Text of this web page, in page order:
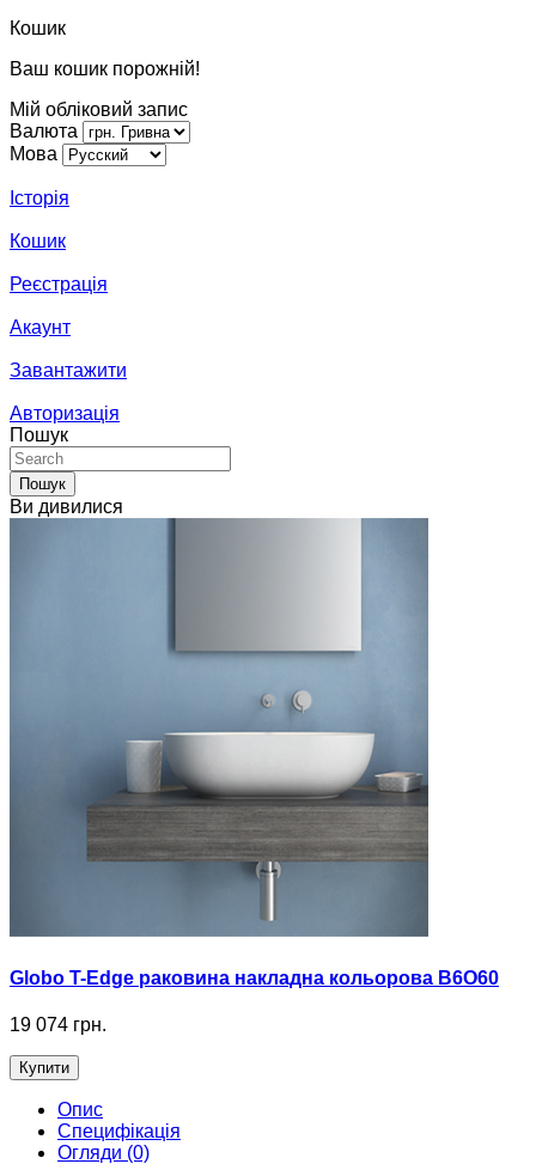
Кошик
Ваш кошик порожній!
Мій обліковий запис
Валюта
Мова
Історія
Кошик
Реєстрація
Акаунт
Завантажити
Авторизація
Пошук
Пошук
Ви дивилися
Globo T-Edge раковина накладна кольорова B6O60
19 074 грн.
Купити
Опис
Специфікація
Огляди (0)